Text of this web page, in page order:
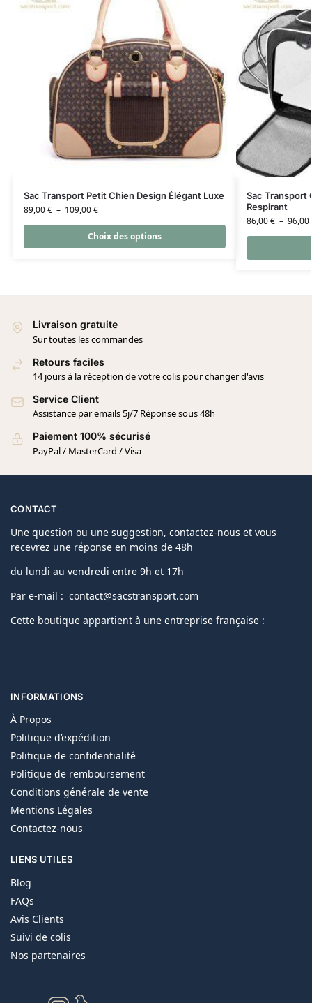
Sac Transport Petit Chien Design Élégant Luxe
89,00€ – 109,00€
Choix des options
Sac Transport
Respirant
86,00€ – 96,00
Livraison gratuite
Sur toutes les commandes
Retours faciles
14 jours à la réception de votre colis pour changer d'avis
Service Client
Assistance par emails 5j/7 Réponse sous 48h
Paiement 100% sécurisé
PayPal / MasterCard / Visa
CONTACT
Une question ou une suggestion, contactez-nous et vous
recevrez une réponse en moins de 48h
du lundi au vendredi entre 9h et 17h
Par e-mail : contact@sacstransport.com
Cette boutique appartient à une entreprise française :
INFORMATIONS
À Propos
Politique d’expédition
Politique de confidentialité
Politique de remboursement
Conditions générale de vente
Mentions Légales
Contactez-nous
LIENS UTILES
Blog
FAQs
Avis Clients
Suivi de colis
Nos partenaires